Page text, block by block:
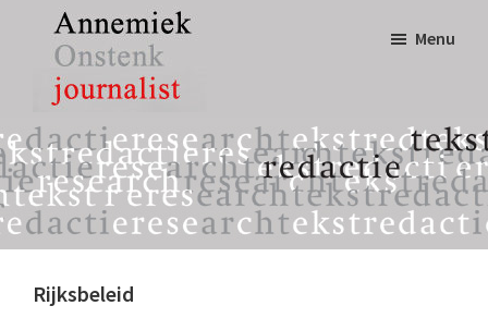
inhoud
eerste
sidebar
Annemiek
Onstenk
Journalist
tekst,
redactie
&
research
Menu
Rijksbeleid